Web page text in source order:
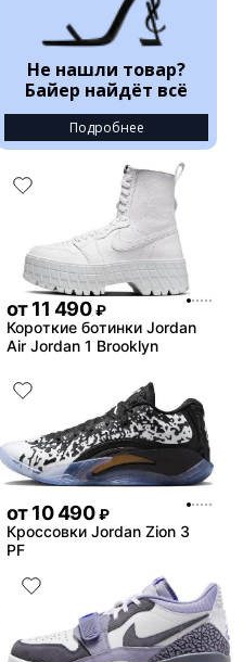
Не нашли товар?
Байер найдёт всё
Подробнее
от11 490 ₽
Короткие ботинки Jordan
Air Jordan 1 Brooklyn
от10 490 ₽
Кроссовки Jordan Zion 3
PF